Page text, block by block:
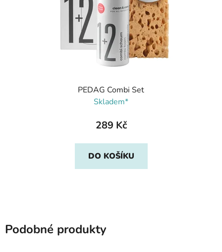
PEDAG Combi Set
Skladem*
289 Kč
DO KOŠÍKU
Podobné produkty